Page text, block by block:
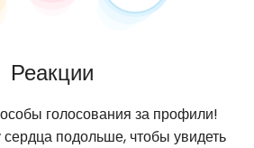
Реакции
голосования за профили!
подольше, чтобы увидеть